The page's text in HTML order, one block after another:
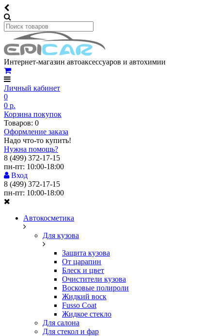
Интернет-магазин автоаксессуаров и автохимии
Личный кабинет
0
0 р.
Корзина покупок
Товаров: 0
Оформление заказа
Надо что-то купить!
Нужна помощь?
8 (499) 372-17-15
пн-пт: 10:00-18:00
Вход
8 (499) 372-17-15
пн-пт: 10:00-18:00
Автокосметика
Для кузова
Защита кузова
От царапин
Блеск и цвет
Очистители кузова
Восковые полироли
Жидкий воск
Fusso Coat
Жидкое стекло
Для салона
Для стекол и фар